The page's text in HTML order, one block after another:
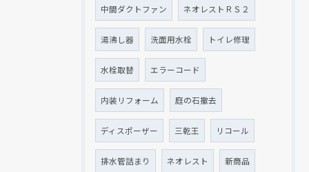
中間ダクトファン ネオレストＲＳ２
湯沸し器 洗面用水栓 トイレ修理
水栓取替 エラーコード
内装リフォーム 庭の石撤去
ディスポーザー 三乾王 リコール
排水管詰まり ネオレスト 新商品